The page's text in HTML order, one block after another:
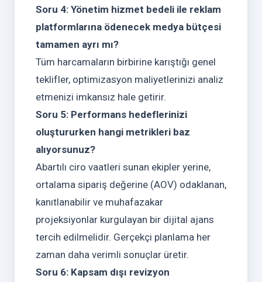
Soru 4: Yönetim hizmet bedeli ile reklam
platformlarına ödenecek medya bütçesi
tamamen ayrı mı?
Tüm harcamaların birbirine karıştığı genel
teklifler, optimizasyon maliyetlerinizi analiz
etmenizi imkansız hale getirir.
Soru 5: Performans hedeflerinizi
oluştururken hangi metrikleri baz
alıyorsunuz?
Abartılı ciro vaatleri sunan ekipler yerine,
ortalama sipariş değerine (AOV) odaklanan,
kanıtlanabilir ve muhafazakar
projeksiyonlar kurgulayan bir dijital ajans
tercih edilmelidir. Gerçekçi planlama her
zaman daha verimli sonuçlar üretir.
Soru 6: Kapsam dışı revizyon